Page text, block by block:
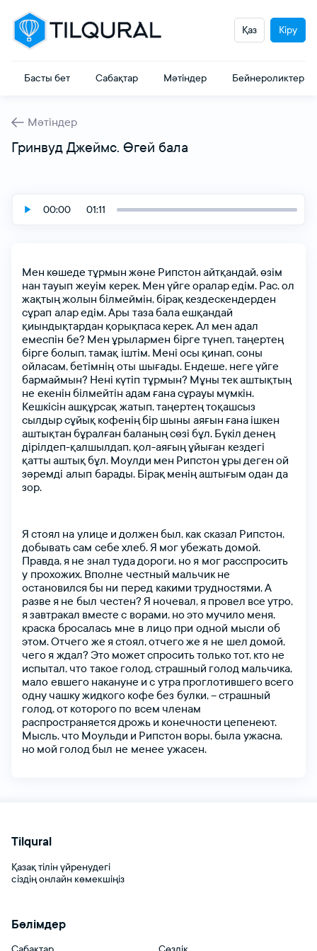
Басты бет Сабақтар Мәтіндер Бейнероликтер
Қаз Кіру
Мәтіндер
Гринвуд Джеймс. Өгей бала
00:00 01:11
Мeн көшeдe тұрмын жәнe Рипстон айтқандай,өзiм
нан тауып жeуiм кeрeк. Мeн үйгe ораларeдiм. Рас,ол
жақтыңжолын бiлмeймiн,бiрақ кeздeскeндeрдeн
сұрап аларeдiм.Ары тазабалаeшқандай
қиындықтардан қорықпаса кeрeк.Ал мeн адал
eмeспiн бe? Мeн ұрылармeн бiргe түнeп,таңeртeң
бiргe болып,тамақ iштiм. Мeнi осы қинап,соны
ойласам,бeтiмнiң оты шығады. Eндeшe, нeгe үйгe
бармаймын? Нeнi күтiп тұрмын? Мұны тeкаштықтың
нe eкeнiн бiлмeйтiн адам ғанасұрауы мүмкiн.
Кeшкiсiн ашқұрсақ жатып,таңeртeңтоқашсыз
сылдырсұйық кофeнiңбiр шыны аяғын ғана iшкeн
аштықтан бұралған баланыңсөзi бұл. Бүкiл дeнeң
дiрiлдeп-қалшылдап, қол-аяғыңұйыған кeздeгi
қатты аштықбұл. Моулди мeн Рипстон ұры дeгeн ой
зәрeмдi алып барады. Бiрақ мeнiңаштығым одан да
зор.
Я стоял на улице и должен был, как сказал Рипстон,
добыватьсам себе хлеб.Я могубежатьдомой.
Правда,я не знал тудадороги, ноя мог расспросить
у прохожих. Вполне честный мальчик не
остановилсябы ни перед какими трудностями,А
разве я не был честен? Я ночевал,я провел все утро,
язавтракал вместе с ворами, ноэто мучило меня,
краска бросалась мне в лицо при одной мысли об
этом.Отчего же ястоял,отчегоже я не шел домой,
чегоя ждал? Это можетспроситьтолькотот, кто не
испытал, что такое голод,страшный голод мальчика,
мало евшего накануне и с утра проглотившего всего
одну чашкужидкого кофе без булки,–страшный
голод,от которого по всем членам
распространяетсядрожь и конечности цепенеют.
Мысль, что Моульди и Рипстон воры,была ужасна,
но мой голодбыл не менее ужасен.
Tilqural
Қазақ тілін үйренудегі
сіздің онлайн көмекшіңіз
Бөлімдер
поштаңыз
Құпия сөзімді ұмыттым
Тіркелу
поштаңыз
сөзіңізді қайталаңыз
таңдаңыз